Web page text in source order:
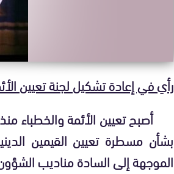
رأي في إعادة تشكيل لجنة تعيين
بشأن مسطرة تعيين القيمين
الموجهة إلى السادة مناديب